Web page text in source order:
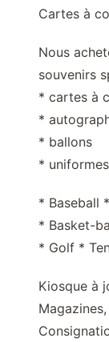
Cartes à
Nous
souvenirs
* cartes à
*
* ballons
* uniformes
* Baseball
* Basket-
* Golf *
Kiosque à